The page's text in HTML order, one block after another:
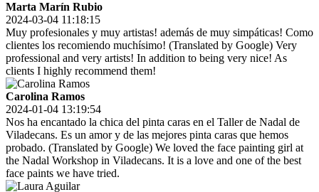
Marta Marín Rubio
2024-03-04 11:18:15
Muy profesionales y muy artistas! además de muy simpáticas! Como
clientes los recomiendo muchísimo! (Translated by Google) Very
professional and very artists! In addition to being very nice! As
clients I highly recommend them!
Carolina Ramos
2024-01-04 13:19:54
Nos ha encantado la chica del pinta caras en el Taller de Nadal de
Viladecans. Es un amor y de las mejores pinta caras que hemos
probado. (Translated by Google) We loved the face painting girl at
the Nadal Workshop in Viladecans. It is a love and one of the best
face paints we have tried.